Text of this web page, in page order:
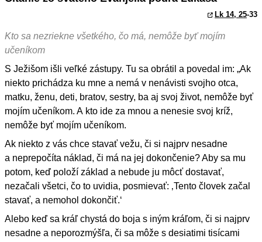
Lk 14, 25-33
Kto sa nezriekne všetkého, čo má, nemôže byť mojím
učeníkom
S Ježišom išli veľké zástupy. Tu sa obrátil a povedal im: „Ak
niekto prichádza ku mne a nemá v nenávisti svojho otca,
matku, ženu, deti, bratov, sestry, ba aj svoj život, nemôže byť
mojím učeníkom. A kto ide za mnou a nenesie svoj kríž,
nemôže byť mojím učeníkom.
Ak niekto z vás chce stavať vežu, či si najprv nesadne
a neprepočíta náklad, či má na jej dokončenie? Aby sa mu
potom, keď položí základ a nebude ju môcť dostavať,
nezačali všetci, čo to uvidia, posmievať: ‚Tento človek začal
stavať, a nemohol dokončiť.‘
Alebo keď sa kráľ chystá do boja s iným kráľom, či si najprv
nesadne a neporozmýšľa, či sa môže s desiatimi tisícami